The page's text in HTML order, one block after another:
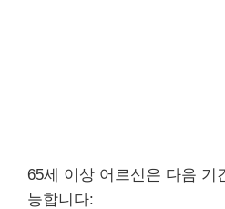
65세 이상 어르신은 다음 기
능합니다: